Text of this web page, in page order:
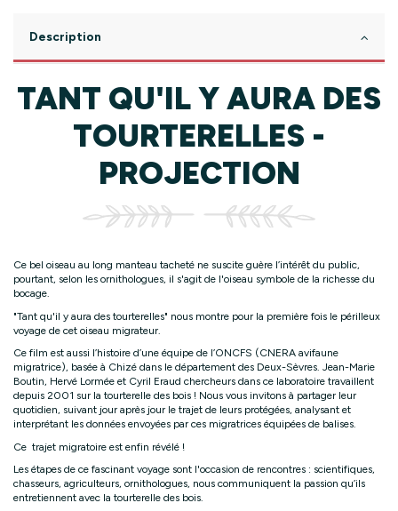
Description
TANT QU'IL Y AURA DES
TOURTERELLES -
PROJECTION
Ce bel oiseau au long manteau tacheté ne suscite guère l’intérêt du public,
pourtant, selon les ornithologues, il s'agit de l'oiseau symbole de la richesse du
bocage.
"Tant qu'il y aura des tourterelles" nous montre pour la première fois le périlleux
voyage de cet oiseau migrateur.
Ce film est aussi l’histoire d’une équipe de l’ONCFS (CNERA avifaune
migratrice), basée à Chizé dans le département des Deux-Sèvres. Jean-Marie
Boutin, Hervé Lormée et Cyril Eraud chercheurs dans ce laboratoire travaillent
depuis 2001 sur la tourterelle des bois ! Nous vous invitons à partager leur
quotidien, suivant jour après jour le trajet de leurs protégées, analysant et
interprétant les données envoyées par ces migratrices équipées de balises.
Ce trajet migratoire est enfin révélé !
Les étapes de ce fascinant voyage sont l'occasion de rencontres : scientifiques,
chasseurs, agriculteurs, ornithologues, nous communiquent la passion qu’ils
entretiennent avec la tourterelle des bois.